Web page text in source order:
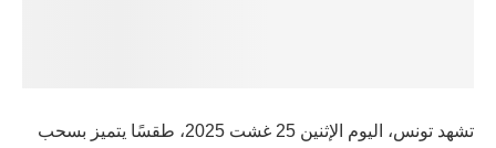
تشهد تونس، اليوم الإثنين 25 غشت 2025، طقسًا يتميز بسحب